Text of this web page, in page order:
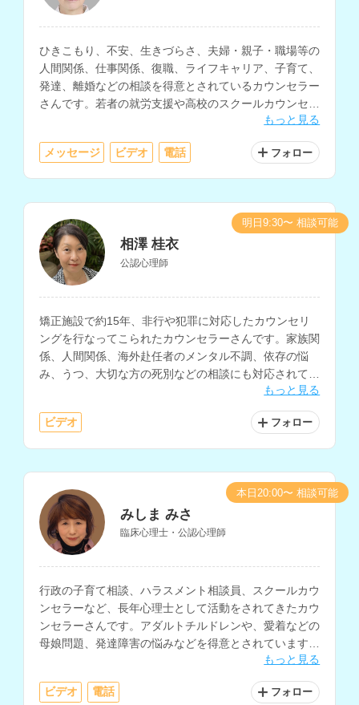
ひきこもり、不安、生きづらさ、夫婦・親子・職場等の
人間関係、仕事関係、復職、ライフキャリア、子育て、
発達、離婚などの相談を得意とされているカウンセラー
さんです。若者の就労支援や高校のスクールカウンセラ
ーなど、教育・福祉・行政の現場での勤務経験をお持ち
です。
もっと見る
メッセージ ビデオ 電話 フォロー
相澤 桂衣
公認心理師
矯正施設で約15年、非行や犯罪に対応したカウンセリ
ングを行なってこられたカウンセラーさんです。家族関
係、人間関係、海外赴任者のメンタル不調、依存の悩
み、うつ、大切な方の死別などの相談にも対応されてい
もっと見る
ビデオ フォロー
明日9:30〜 相談可能
みしま みさ
臨床心理士・公認心理師
行政の子育て相談、ハラスメント相談員、スクールカウ
ンセラーなど、長年心理士として活動をされてきたカウ
ンセラーさんです。アダルトチルドレンや、愛着などの
母娘問題、発達障害の悩みなどを得意とされています。
講師経験もお持ちで心理学についての知識も深く、様々
もっと見る
ビデオ 電話 フォロー
本日20:00〜 相談可能